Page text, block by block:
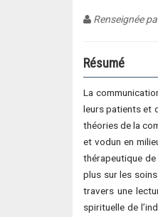
Renseignée
Résumé
La
leurs patients et
théories de la
et vodun en
thérapeutique
plus sur les
travers une
spirituelle de